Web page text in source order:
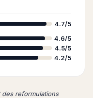
4.7/5
4.6/5
4.5/5
4.2/5
reformulations